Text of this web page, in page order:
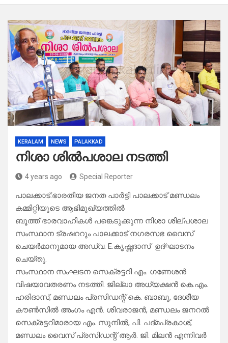
KERALAM NEWS PALAKKAD
നിശാ ശിൽപശാല നടത്തി
4 years ago Special Reporter
പാലക്കാട്:ഭാരതീയ ജനത പാർട്ടി പാലക്കാട്‌ മണ്ഡലം
കമ്മിറ്റിയുടെ ആഭിമുഖ്യത്തിൽ
ബൂത്ത്‌ ഭാരവാഹികൾ പങ്കെടുക്കുന്ന നിശാ ശില്പശാല
സംസ്ഥാന ട്രഷററും പാലക്കാട്‌ നഗരസഭ വൈസ്
ചെയർമാനുമായ അഡ്വ. E.കൃഷ്ണദാസ് ഉദ്ഘാടനം
ചെയ്തു.
സംസ്ഥാന സംഘടന സെക്രട്ടറി എം. ഗണേശൻ
വിഷയാവതരണം നടത്തി. ജില്ലാ അധ്യക്ഷൻ കെ.എം.
ഹരിദാസ്, മണ്ഡലം പ്രസിഡന്റ്‌ കെ. ബാബു, ദേശീയ
കൗൺസിൽ അംഗം എൻ. ശിവരാജൻ, മണ്ഡലം ജനറൽ
സെക്രട്ടറിമാരായ എം. സുനിൽ, പി. പദ്മപ്രകാശ്,
മണ്ഡലം വൈസ് പ്രസിഡന്റ്‌ ആർ. ജി. മിലൻ എന്നിവർ